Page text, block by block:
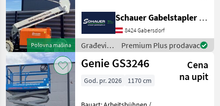
Polovna mašina
8000mm, Bauhöhe:
2600mm, Batterie: Starter
12V , Sonderausstattung: CE
Zertifikat, Edelstahl
Schauer Gabelstapler GmbH
8424 Gabersdorf
Građevinski
strojevi /
Snorkel
Premium Plus prodavac
Genie GS3246
Cena
na upit
God. pr. 2026 1170 cm